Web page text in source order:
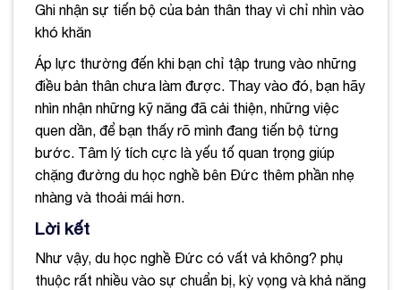
Ghi nhận sự tiến bộ của bản thân thay vì chỉ nhìn vào
khó khăn
Áp lực thường đến khi bạn chỉ tập trung vào những
điều bản thân chưa làm được. Thay vào đó, bạn hãy
nhìn nhận những kỹ năng đã cải thiện, những việc
quen dần, để bạn thấy rõ mình đang tiến bộ từng
bước. Tâm lý tích cực là yếu tố quan trọng giúp
chặng đường du học nghề bên Đức thêm phần nhẹ
nhàng và thoải mái hơn.
Lời kết
Như vậy, du học nghề Đức có vất vả không? phụ
thuộc rất nhiều vào sự chuẩn bị, kỳ vọng và khả năng